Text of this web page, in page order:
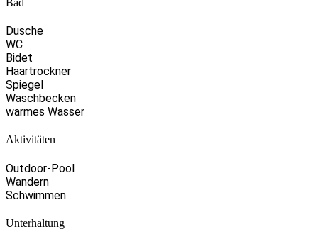
Dusche
WC
Bidet
Haartrockner
Spiegel
Waschbecken
warmes Wasser
Aktivitäten
Outdoor-Pool
Wandern
Schwimmen
Unterhaltung